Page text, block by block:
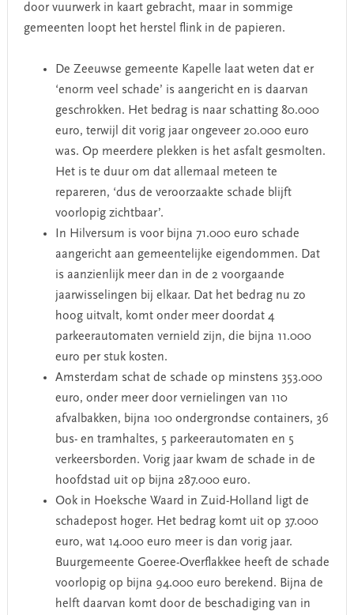
door vuurwerk in kaart gebracht, maar in sommige
gemeenten loopt het herstel flink in de papieren.
De Zeeuwse gemeente Kapelle laat weten dat er
‘enorm veel schade’ is aangericht en is daarvan
geschrokken. Het bedrag is naar schatting 80.000
euro, terwijl dit vorig jaar ongeveer 20.000 euro
was. Op meerdere plekken is het asfalt gesmolten.
Het is te duur om dat allemaal meteen te
repareren, ‘dus de veroorzaakte schade blijft
voorlopig zichtbaar’.
In Hilversum is voor bijna 71.000 euro schade
aangericht aan gemeentelijke eigendommen. Dat
is aanzienlijk meer dan in de 2 voorgaande
jaarwisselingen bij elkaar. Dat het bedrag nu zo
hoog uitvalt, komt onder meer doordat 4
parkeerautomaten vernield zijn, die bijna 11.000
euro per stuk kosten.
Amsterdam schat de schade op minstens 353.000
euro, onder meer door vernielingen van 110
afvalbakken, bijna 100 ondergrondse containers, 36
bus- en tramhaltes, 5 parkeerautomaten en 5
verkeersborden. Vorig jaar kwam de schade in de
hoofdstad uit op bijna 287.000 euro.
Ook in Hoeksche Waard in Zuid-Holland ligt de
schadepost hoger. Het bedrag komt uit op 37.000
euro, wat 14.000 euro meer is dan vorig jaar.
Buurgemeente Goeree-Overflakkee heeft de schade
voorlopig op bijna 94.000 euro berekend. Bijna de
helft daarvan komt door de beschadiging van in